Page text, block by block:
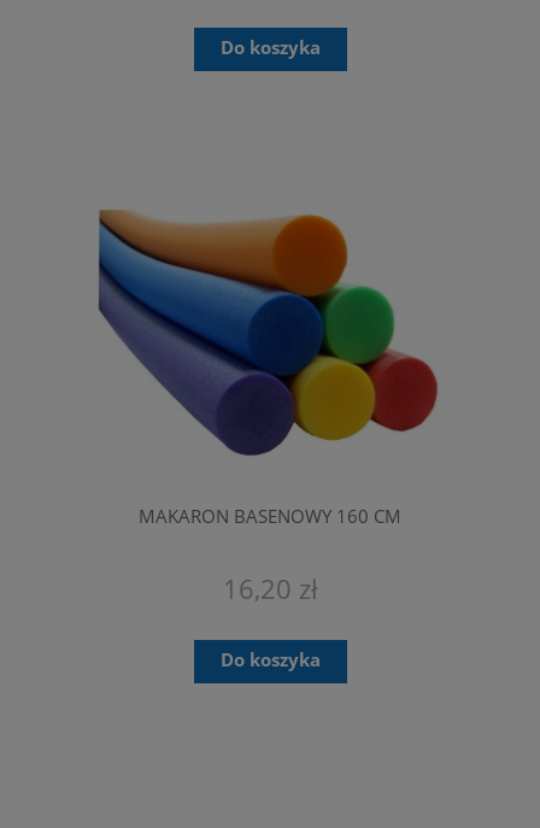
Do koszyka
MAKARON BASENOWY 160 CM
16,20 zł
Do koszyka